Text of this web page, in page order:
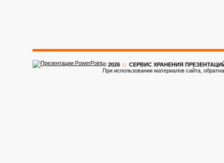
© 2026 :: CЕРВИС ХРАНЕНИЯ ПРЕЗЕНТАЦИЙ
При использовании материалов сайта,